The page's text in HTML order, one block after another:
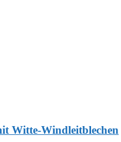
Witte-Windleitblechen